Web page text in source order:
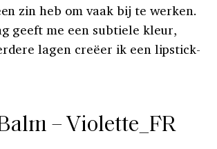
zin heb om vaak bij te werken.
geeft me een subtiele kleur,
lagen creëer ik een lipstick-
– Violette_FR